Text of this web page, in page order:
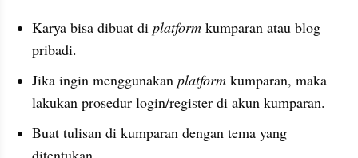
Karya bisa dibuat di platform kumparan atau blog
pribadi.
Jika ingin menggunakan platform kumparan, maka
lakukan prosedur login/register di akun kumparan.
Buat tulisan di kumparan dengan tema yang